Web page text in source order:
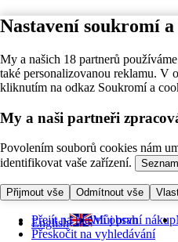
Nastavení soukromí a
My a našich 18 partnerů
také personalizovanou reklamu. V
kliknutím na odkaz Soukromí a
My a naši partneři
Povolením souborů cookies nám
identifikovat vaše zařízení.
Přijmout vše Odmítnout vše
Přejít na hlavní obsah
Přeskočit na vyhledávání
English Můj první nákup